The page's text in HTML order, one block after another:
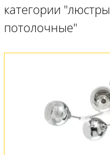
категории "люстры
потолочные"